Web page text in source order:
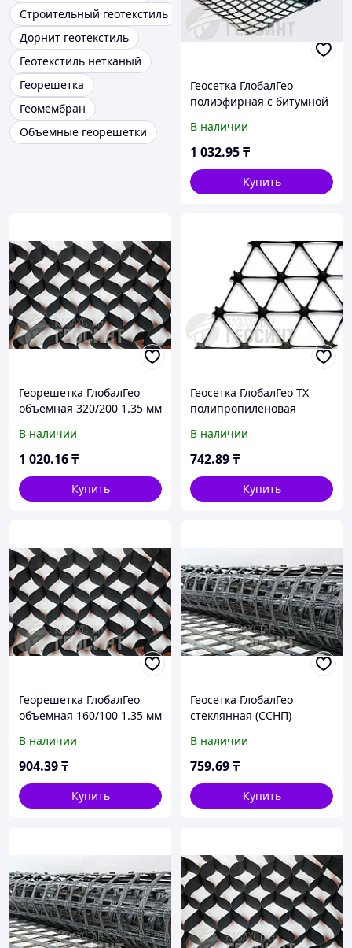
Строительный геотекстиль
Дорнит геотекстиль
Геотекстиль нетканый
Георешетка
Геомембран
Объемные георешетки
Геосетка ГлобалГео
полиэфирная с битумной
100/100 кН/м
В наличии
1 032.95₸
Купить
Георешетка ГлобалГео
объемная 320/200 1.35 мм
В наличии
1 020.16₸
Купить
Геосетка ГлобалГео ТХ
полипропиленовая
м
В наличии
742.89₸
Купить
Георешетка ГлобалГео
объемная 160/100 1.35 мм
В наличии
904.39₸
Купить
Геосетка ГлобалГео
стеклянная (ССНП)
В наличии
759.69₸
Купить